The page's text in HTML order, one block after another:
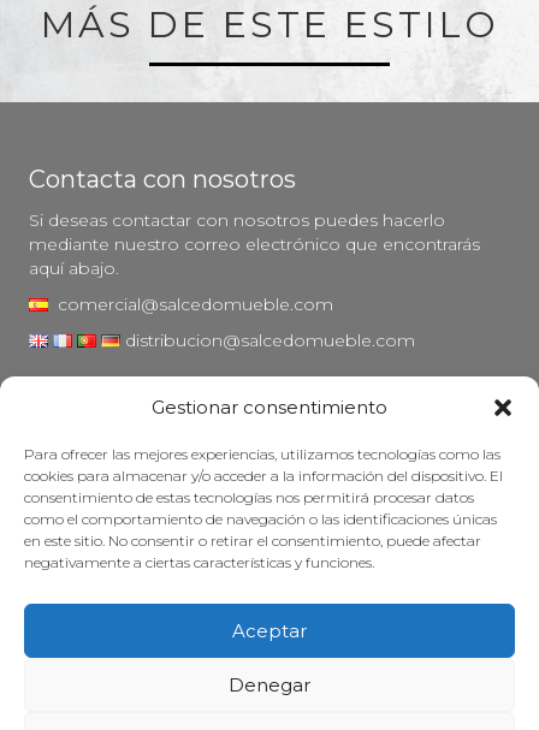
Gestionar consentimiento
Para ofrecer las mejores experiencias, utilizamos tecnologías como las
cookies para almacenar y/o acceder a la información del dispositivo. El
consentimiento de estas tecnologías nos permitirá procesar datos
como el comportamiento de navegación o las identificaciones únicas
en este sitio. No consentir o retirar el consentimiento, puede afectar
negativamente a ciertas características y funciones.
Aceptar
Denegar
MÁS DE ESTE ESTILO
Contacta con nosotros
Si deseas contactar con nosotros puedes hacerlo
mediante nuestro correo electrónico que encontrarás
aquí abajo.
comercial@salcedomueble.com
distribucion@salcedomueble.com
Aviso legal
Política de privacidad
Política de cookies
Mantener su mueble
Subvenciones